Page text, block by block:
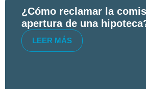
¿Cómo reclamar la
apertura de una
LEER MÁS